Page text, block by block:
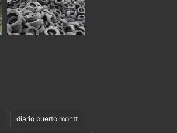
diario puerto montt